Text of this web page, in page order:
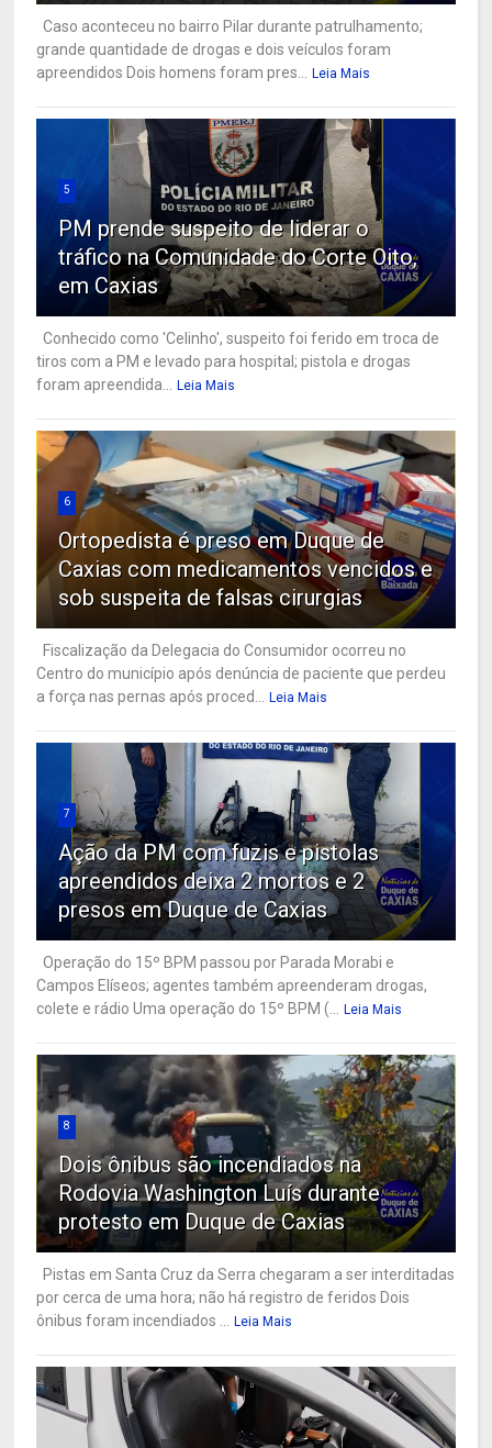
Caso aconteceu no bairro Pilar durante patrulhamento;
grande quantidade de drogas e dois veículos foram
apreendidos Dois homens foram pres... Leia Mais
5
PM prende suspeito de liderar o
tráfico na Comunidade do Corte Oito,
em Caxias
Conhecido como 'Celinho', suspeito foi ferido em troca de
tiros com a PM e levado para hospital; pistola e drogas
foram apreendida... Leia Mais
6
Ortopedista é preso em Duque de
Caxias com medicamentos vencidos e
sob suspeita de falsas cirurgias
Fiscalização da Delegacia do Consumidor ocorreu no
Centro do município após denúncia de paciente que perdeu
a força nas pernas após proced... Leia Mais
7
Ação da PM com fuzis e pistolas
apreendidos deixa 2 mortos e 2
presos em Duque de Caxias
Operação do 15º BPM passou por Parada Morabi e
Campos Elíseos; agentes também apreenderam drogas,
colete e rádio Uma operação do 15º BPM (... Leia Mais
8
Dois ônibus são incendiados na
Rodovia Washington Luís durante
protesto em Duque de Caxias
Pistas em Santa Cruz da Serra chegaram a ser interditadas
por cerca de uma hora; não há registro de feridos Dois
ônibus foram incendiados ... Leia Mais